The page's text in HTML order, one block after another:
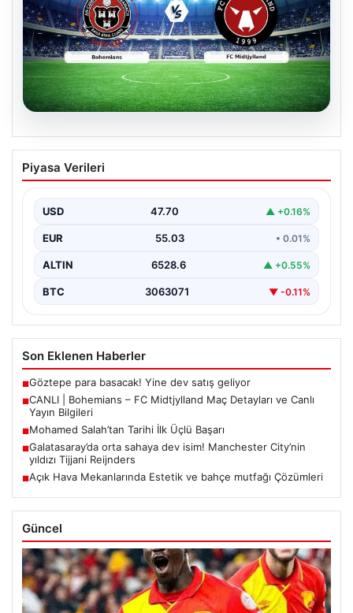
06.08.2026
CANLI | Bohemians – FC Midtjylland
Maç Detayları ve Canlı Yayın Bilgileri
Ağustos 2026 tarihinde Dublin’deki Dalymount…
Piyasa Verileri
USD 47.70 ▲ +0.16%
EUR 55.03 • 0.01%
ALTIN 6528.6 ▲ +0.55%
BTC 3063071 ▼ -0.11%
Son Eklenen Haberler
■Göztepe para basacak! Yine dev satış geliyor
■CANLI | Bohemians – FC Midtjylland Maç Detayları ve Canlı
Yayın Bilgileri
■Mohamed Salah’tan Tarihi İlk Üçlü Başarı
■Galatasaray’da orta sahaya dev isim! Manchester City’nin
yıldızı Tijjani Reijnders
■Açık Hava Mekanlarında Estetik ve bahçe mutfağı Çözümleri
Güncel